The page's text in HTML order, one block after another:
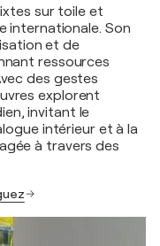
sur toile et
internationale. Son
et de
ressources
des gestes
explorent
invitant le
intérieur et à la
à travers des